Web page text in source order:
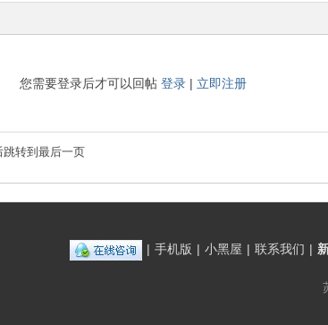
您需要登录后才可以回帖 登录| 立即注册
跳转到最后一页
| 手机版 | 小黑屋 | 联系我们 |